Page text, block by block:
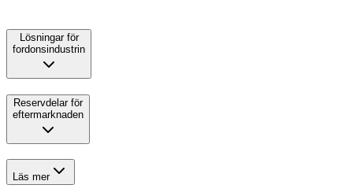
Lösningar för
fordonsindustrin
Reservdelar för
eftermarknaden
Läs mer